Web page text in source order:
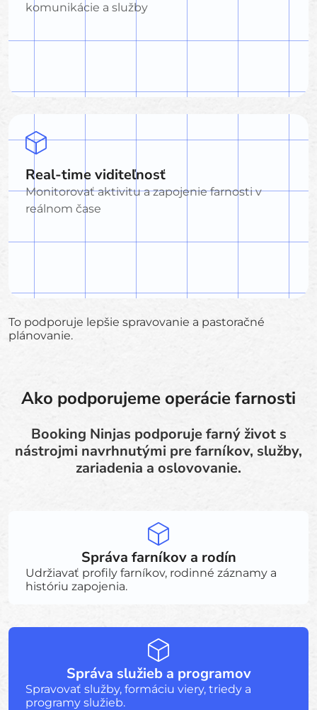
komunikácie a služby
Real-time viditeľnosť
Monitorovať aktivitu a zapojenie farnosti v
reálnom čase
To podporuje lepšie spravovanie a pastoračné
plánovanie.
Ako podporujeme operácie farnosti
Booking Ninjas podporuje farný život s
nástrojmi navrhnutými pre farníkov, služby,
zariadenia a oslovovanie.
Správa farníkov a rodín
Udržiavať profily farníkov, rodinné záznamy a
históriu zapojenia.
Správa služieb a programov
Spravovať služby, formáciu viery, triedy a
programy služieb.